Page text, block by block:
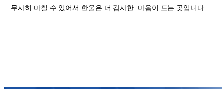
무사히 마칠 수 있어서 한울은 더 감사한 마음이 드는 곳입니다.